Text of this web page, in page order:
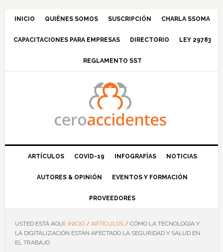
Saltar
navegación
Saltar
principal
Saltar
barra
principal
Saltar
INICIO QUIÉNES SOMOS SUSCRIPCIÓN CHARLA SSOMA
CAPACITACIONES PARA EMPRESAS DIRECTORIO LEY 29783
REGLAMENTO SST
ARTÍCULOS COVID-19 INFOGRAFÍAS NOTICIAS
AUTORES & OPINIÓN EVENTOS Y FORMACIÓN
PROVEEDORES
USTED ESTÁ AQUÍ: INICIO / ARTÍCULOS /CÓMO LA TECNOLOGÍA Y
LA DIGITALIZACIÓN ESTÁN AFECTADO LA SEGURIDAD Y SALUD EN
EL TRABAJO